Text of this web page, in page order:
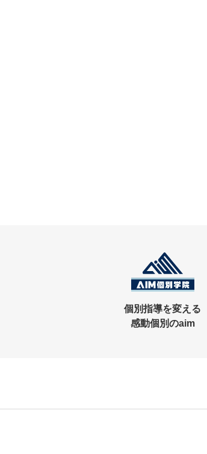
個別指導を変える
感動個別のaim